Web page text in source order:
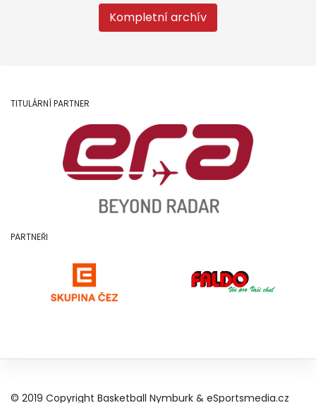
Kompletní archív
TITULÁRNÍ PARTNER
PARTNEŘI
© 2019 Copyright Basketball Nymburk & eSportsmedia.cz